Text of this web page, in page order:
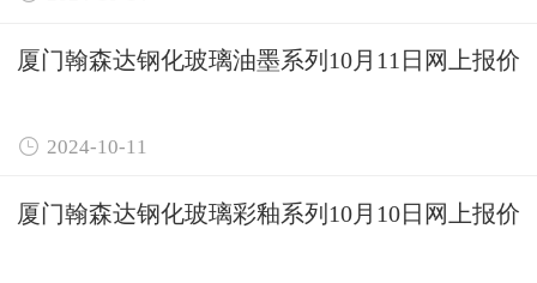
厦门翰森达钢化玻璃油墨系列10月11日网上报价
 2024-10-11
厦门翰森达钢化玻璃彩釉系列10月10日网上报价